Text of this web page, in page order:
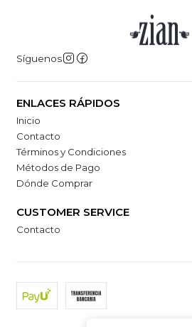
Síguenos
ENLACES RÁPIDOS
Inicio
Contacto
Términos y Condiciones
Métodos de Pago
Dónde Comprar
CUSTOMER SERVICE
Contacto